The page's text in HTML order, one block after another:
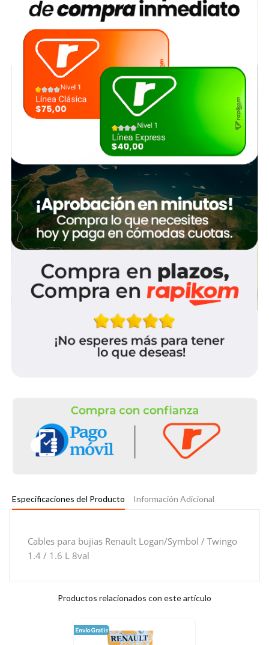
Especificaciones del Producto Información Adicional
Cables para bujias Renault Logan/Symbol / Twingo
1.4 / 1.6 L 8val
Productos relacionados con este artículo
Envío Gratis